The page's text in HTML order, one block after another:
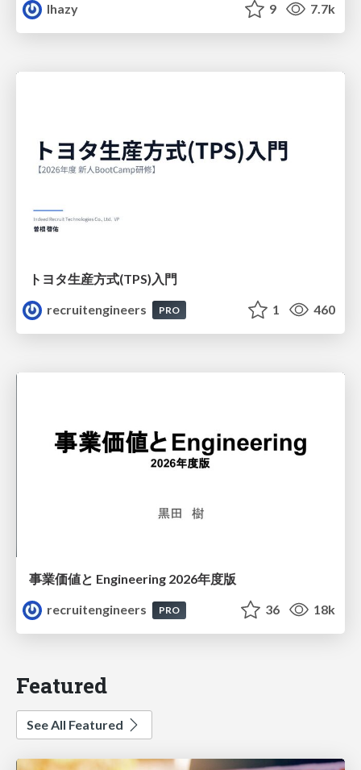
lhazy
9 7.7k
トヨタ⽣産⽅式(TPS)⼊⾨
recruitengineers
PRO 1 460
事業価値と Engineering 2026年度版
recruitengineers
PRO 36 18k
Featured
See All Featured